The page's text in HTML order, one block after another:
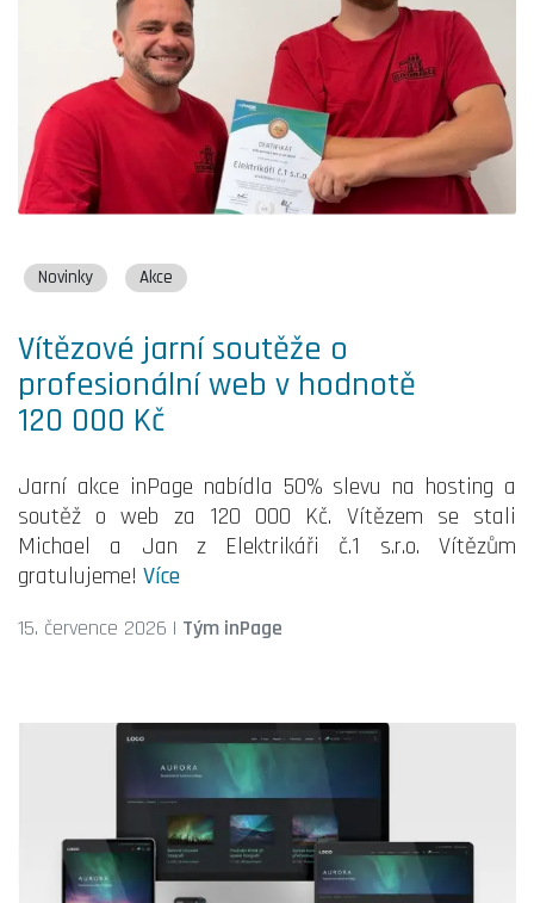
Novinky Akce
Vítězové jarní soutěže o
profesionální web v hodnotě
120 000 Kč
Jarní akce inPage nabídla 50% slevu na hosting a
soutěž o web za 120 000 Kč. Vítězem se stali
Michael a Jan z Elektrikáři č.1 s.r.o. Vítězům
gratulujeme! Více
15. července 2026 | Tým inPage